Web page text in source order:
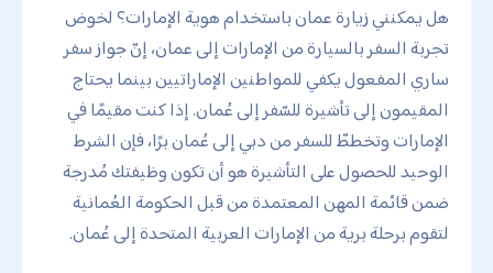
هل يمكنني زيارة عمان باستخدام هوية الإمارات؟ لخوض
تجربة السفر بالسيارة من الإمارات إلى عمان، إنّ جواز سفر
ساري المفعول يكفي للمواطنين الإماراتيين بينما يحتاج
المقيمون إلى تأشيرة للسّفر إلى عُمان. إذا كنت مقيمًا في
الإمارات وتخططّ للسفر من دبي إلى عُمان برًا، فإن الشرط
الوحيد للحصول على التأشيرة هو أن تكون وظيفتك مُدرجة
ضمن قائمة المهن المعتمدة من قبل الحكومة العُمانية
لتقوم برحلة برية من الإمارات العربية المتحدة إلى عُمان.